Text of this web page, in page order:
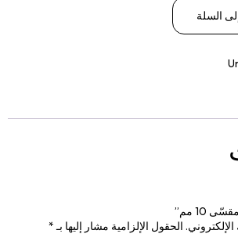
السلة
مم”
الحقول الإلزامية مشار إليها بـ *